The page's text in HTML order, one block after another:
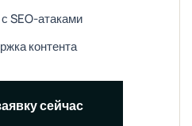
SEO-атаками
контента
сейчас